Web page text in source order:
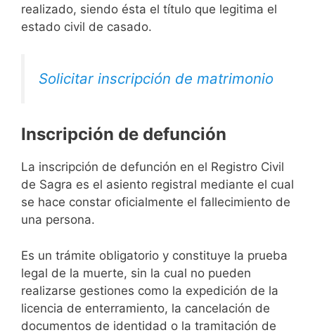
realizado, siendo ésta el título que legitima el
estado civil de casado.
Solicitar inscripción de matrimonio
Inscripción de defunción
La inscripción de defunción en el Registro Civil
de Sagra es el asiento registral mediante el cual
se hace constar oficialmente el fallecimiento de
una persona.
Es un trámite obligatorio y constituye la prueba
legal de la muerte, sin la cual no pueden
realizarse gestiones como la expedición de la
licencia de enterramiento, la cancelación de
documentos de identidad o la tramitación de